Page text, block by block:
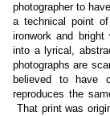
photographer to
a technical point
ironwork and
into a lyrical,
photographs are
believed to have
reproduces the
That print was